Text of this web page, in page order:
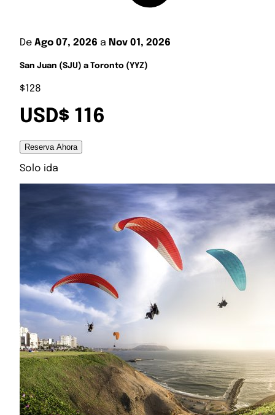
De Ago 07, 2026 a Nov 01, 2026
San Juan (SJU) a Toronto (YYZ)
$128
USD$ 116
Reserva Ahora
Solo ida